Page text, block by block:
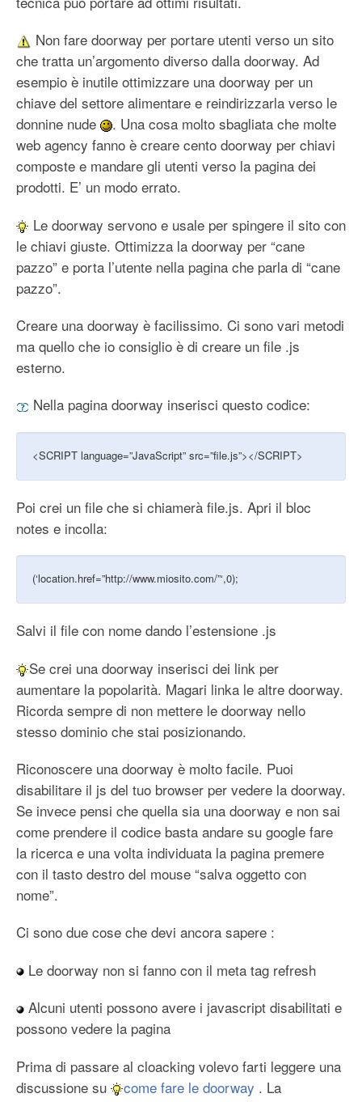
Non fare doorway per portare utenti verso un sito
che tratta un’argomento diverso dalla doorway. Ad
esempio è inutile ottimizzare una doorway per un
chiave del settore alimentare e reindirizzarla verso le
donnine nude
. Una cosa molto sbagliata che molte
web agency fanno è creare cento doorway per chiavi
composte e mandare gli utenti verso la pagina dei
prodotti. E’ un modo errato.
Le doorway servono e usale per spingere il sito con
le chiavi giuste. Ottimizza la doorway per “cane
pazzo” e porta l’utente nella pagina che parla di “cane
pazzo”.
Creare una doorway è facilissimo. Ci sono vari metodi
ma quello che io consiglio è di creare un file .js
esterno.
Nella pagina doorway inserisci questo codice:
<SCRIPT language=”JavaScript” src=”file.js”></SCRIPT>
Poi crei un file che si chiamerà file.js. Apri il bloc
notes e incolla:
(‘location.href=”http://www.miosito.com/”‘,0);
Salvi il file con nome dando l’estensione .js
Se crei una doorway inserisci dei link per
aumentare la popolarità. Magari linka le altre doorway.
Ricorda sempre di non mettere le doorway nello
stesso dominio che stai posizionando.
Riconoscere una doorway è molto facile. Puoi
disabilitare il js del tuo browser per vedere la doorway.
Se invece pensi che quella sia una doorway e non sai
come prendere il codice basta andare su google fare
la ricerca e una volta individuata la pagina premere
con il tasto destro del mouse “salva oggetto con
nome”.
Ci sono due cose che devi ancora sapere :
Le doorway non si fanno con il meta tag refresh
Alcuni utenti possono avere i javascript disabilitati e
possono vedere la pagina
Prima di passare al cloacking volevo farti leggere una
discussione su
come fare le doorway . La